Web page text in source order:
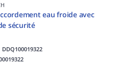
eau froide avec
sécurité
DDQ100019322